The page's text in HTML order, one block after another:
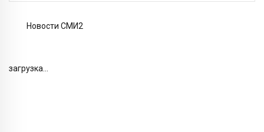
Новости СМИ2
загрузка...